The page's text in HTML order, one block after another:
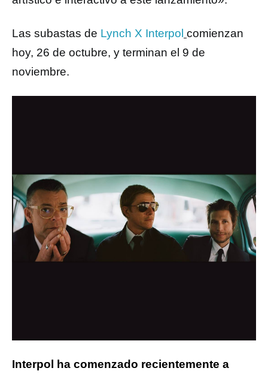
Las subastas de Lynch X Interpol comienzan
hoy, 26 de octubre, y terminan el 9 de
noviembre.
Interpol ha comenzado recientemente a